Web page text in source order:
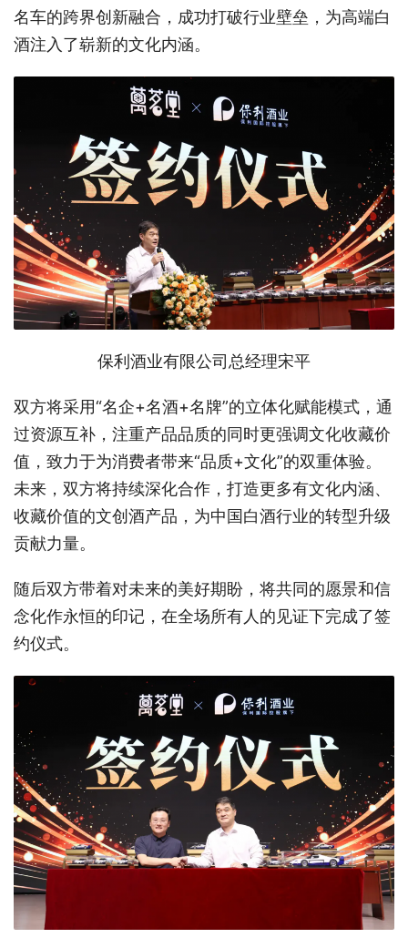
名车的跨界创新融合，成功打破行业壁垒，为高端白
酒注入了崭新的文化内涵。
保利酒业有限公司总经理宋平
双方将采用“名企+名酒+名牌”的立体化赋能模式，通
过资源互补，注重产品品质的同时更强调文化收藏价
值，致力于为消费者带来“品质+文化”的双重体验。
未来，双方将持续深化合作，打造更多有文化内涵、
收藏价值的文创酒产品，为中国白酒行业的转型升级
贡献力量。
随后双方带着对未来的美好期盼，将共同的愿景和信
念化作永恒的印记，在全场所有人的见证下完成了签
约仪式。